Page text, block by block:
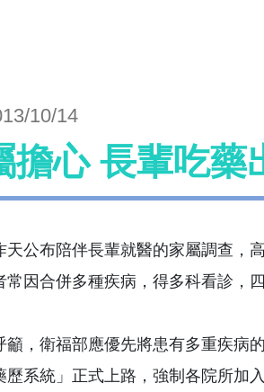
10/14
擔心 長輩吃藥
天公布陪伴長輩就醫的家屬調查，
常因合併多種疾病，得多科看診，
籲，衛福部應優先將患有多重疾病
歷系統」正式上路，強制各院所加